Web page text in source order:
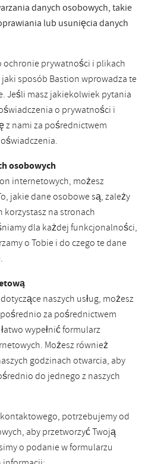
danych osobowych, takie
lub usunięcia danych
ochronie prywatności i plikach
sposób Bastion wprowadza te
Jeśli masz jakiekolwiek pytania
o prywatności i
z nami za pośrednictwem
osobowych
internetowych, możesz
jakie dane osobowe są, zależy
na stronach
dla każdej funkcjonalności,
o Tobie i do czego te dane
naszych usług, możesz
za pośrednictwem
wypełnić formularz
Możesz również
godzinach otwarcia, aby
do jednego z naszych
potrzebujemy od
aby przetworzyć Twoją
o podanie w formularzu